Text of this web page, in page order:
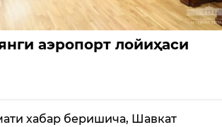
аэропорт лойиҳаси
хабар беришича, Шавкат